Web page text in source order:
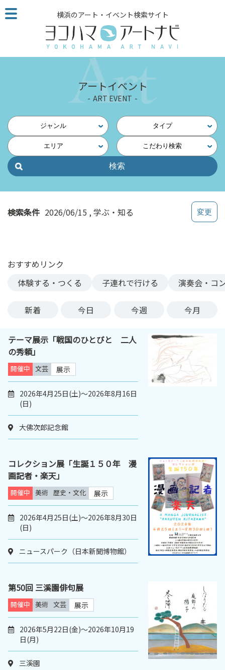
こ
の
ジ
読
他
ペ
の
横浜のアート・イベント検索サイト
アートイベント
ART EVENT
ジャンル タイプ
エリア こだわり検索
検索条件 2026/06/15 学ぶ・知る
おすすめリンク
体験する・つくる
子連れで行ける 演奏会・コ
新着 今日 今週 今月
テーマ展示「戦国のひとびと 二人
の秀頼」
開催中 文芸 展示
2026年4月25日(土)～2026年8月16日
(日)
大佛次郎記念館
コレクション展「生誕１５０年 漫
画記者・楽天」
開催中 美術 歴史・文化 展示
2026年4月25日(土)～2026年8月30日
(日)
ニュースパーク（日本新聞博物館）
第50回 三溪園俳句展
開催中 美術 文芸 展示
2026年5月22日(金)～2026年10月19
日(月)
三溪園